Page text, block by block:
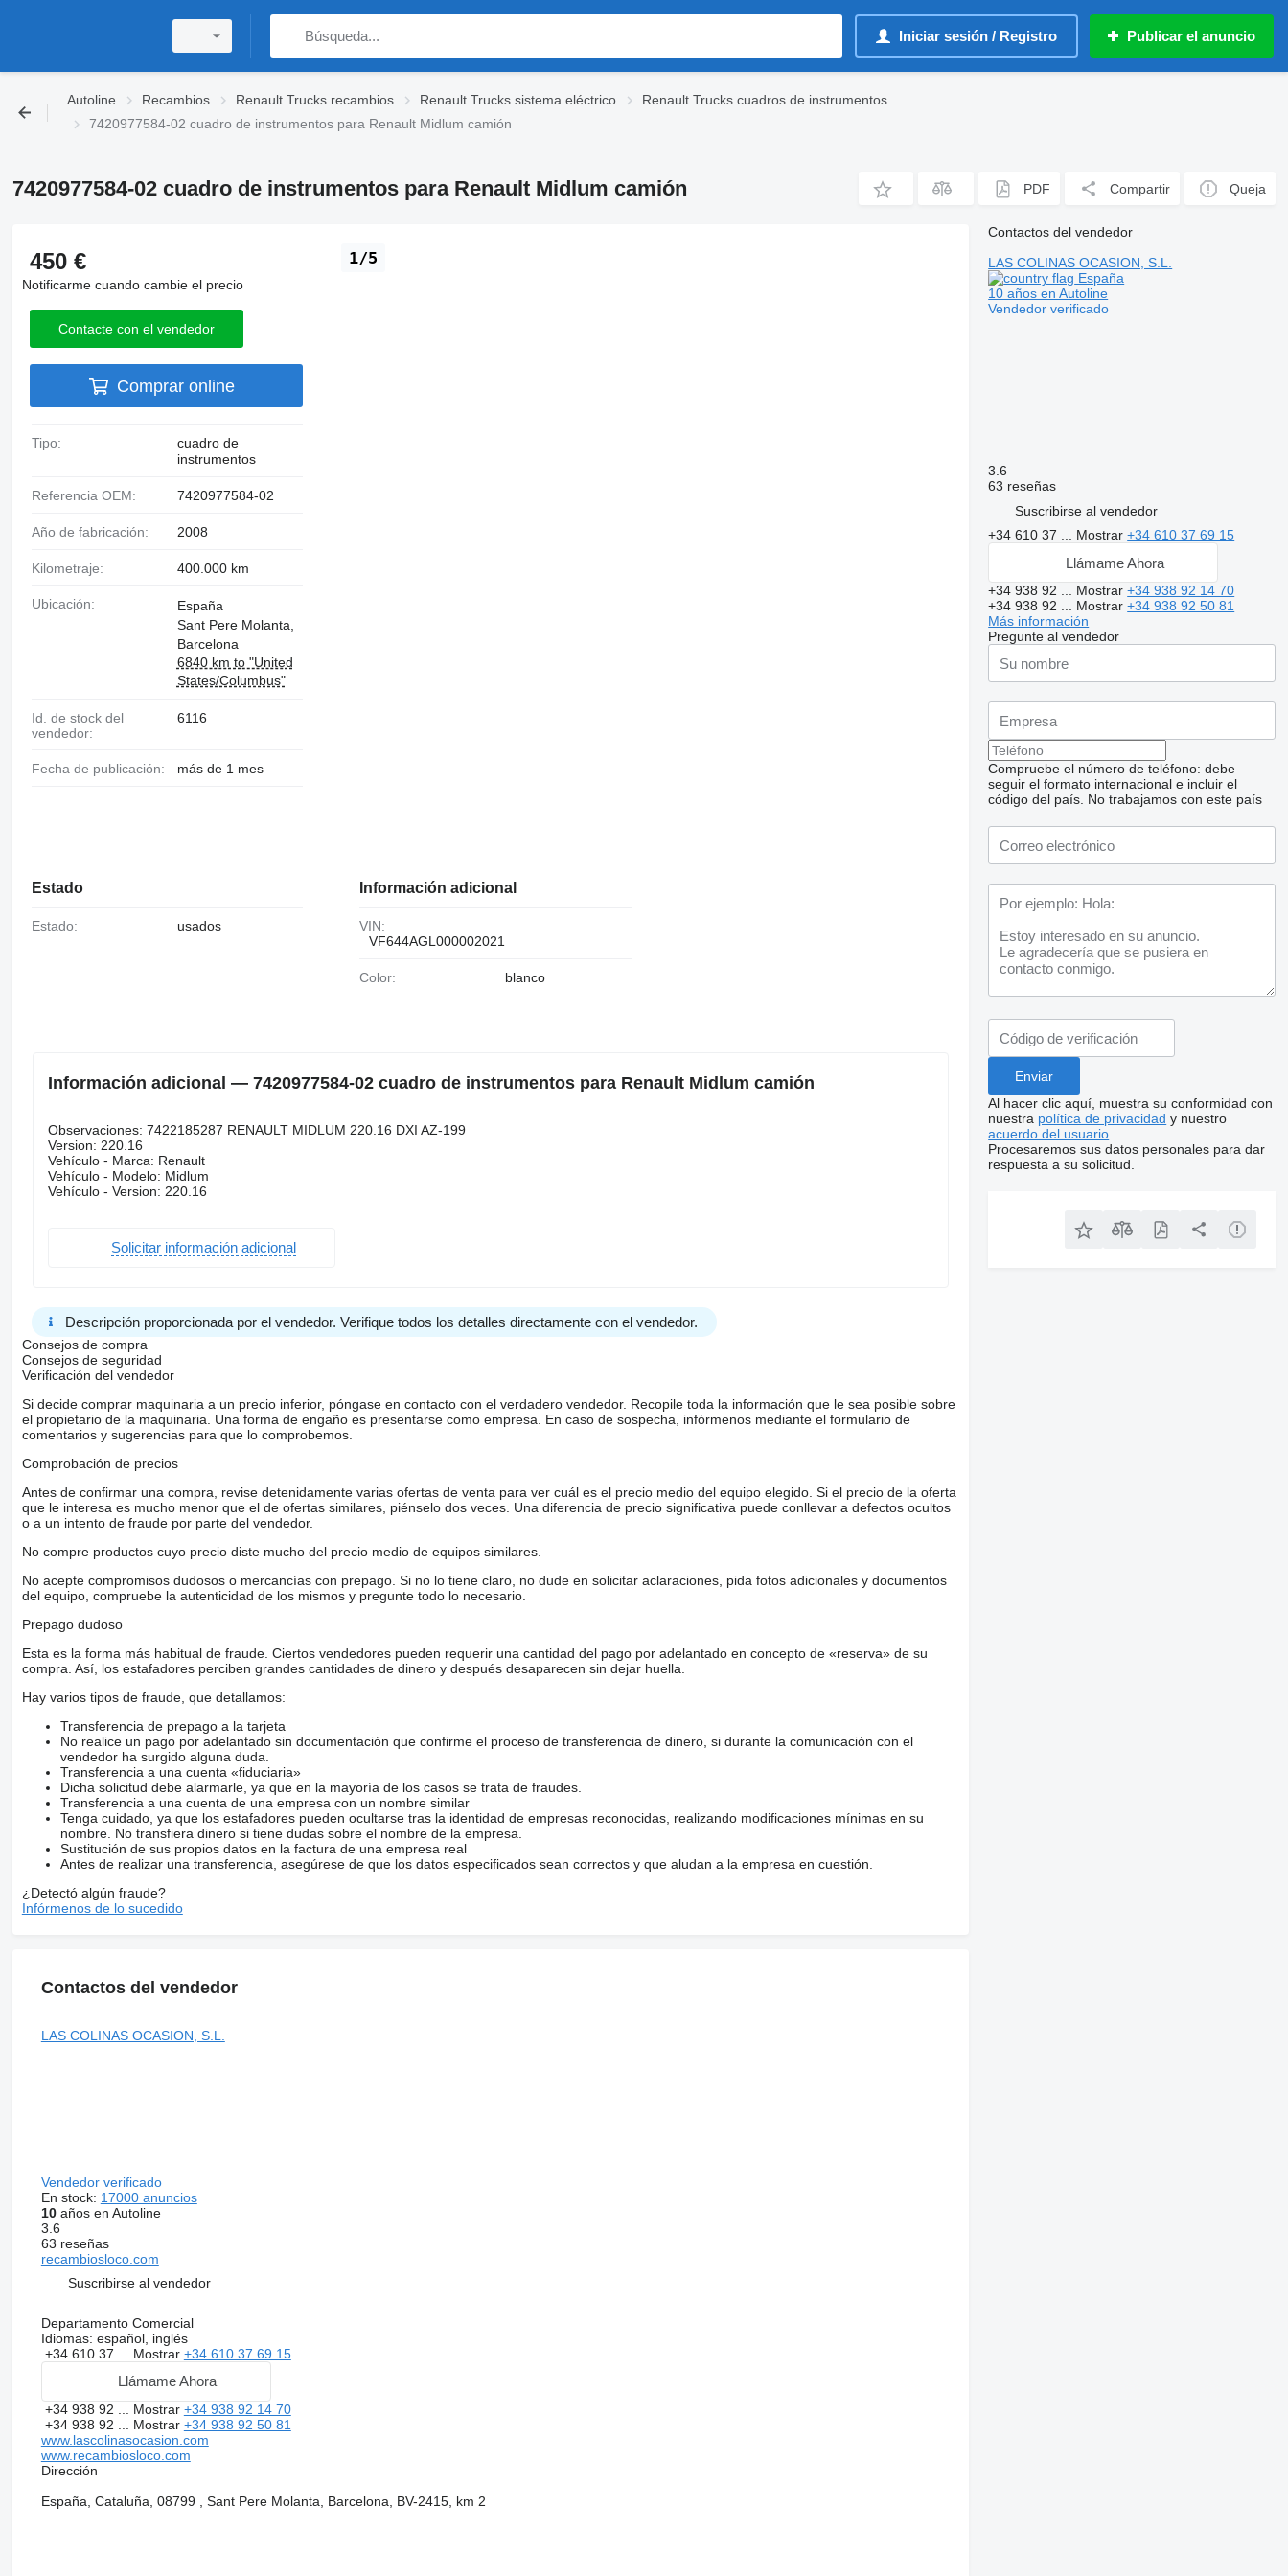
Iniciar sesión / Registro Publicar el anuncio
Autoline Recambios Renault Trucks recambios Renault Trucks sistema eléctrico
Renault Trucks cuadros de instrumentos
7420977584-02 cuadro de instrumentos para Renault Midlum camión
7420977584-02 cuadro de instrumentos para Renault Midlum camión PDF Compartir Queja
Solicitar fotos
adicionales
1/5
450 €
Notificarme cuando cambie el precio
Contacte con el vendedor
Comprar online
Tipo:
cuadro de
instrumentos
Referencia OEM: 7420977584-02
Año de fabricación: 2008
Kilometraje: 400.000 km
Ubicación:
España
Sant Pere Molanta,
Barcelona
6840 km to "United
States/Columbus"
Id. de stock del
vendedor:
6116
Fecha de publicación: más de 1 mes
Estado
Estado: usados
Información adicional
VIN:
VF644AGL000002021
Color: blanco
Información adicional — 7420977584-02 cuadro de instrumentos para Renault Midlum camión
Observaciones: 7422185287 RENAULT MIDLUM 220.16 DXI AZ-199
Version: 220.16
Vehículo - Marca: Renault
Vehículo - Modelo: Midlum
Vehículo - Version: 220.16
Solicitar información adicional
Descripción proporcionada por el vendedor. Verifique todos los detalles directamente con el vendedor.
Consejos de compra
Consejos de seguridad
Verificación del vendedor
Si decide comprar maquinaria a un precio inferior, póngase en contacto con el verdadero vendedor. Recopile toda la información que le sea posible sobre
el propietario de la maquinaria. Una forma de engaño es presentarse como empresa. En caso de sospecha, infórmenos mediante el formulario de
comentarios y sugerencias para que lo comprobemos.
Comprobación de precios
Antes de confirmar una compra, revise detenidamente varias ofertas de venta para ver cuál es el precio medio del equipo elegido. Si el precio de la oferta
que le interesa es mucho menor que el de ofertas similares, piénselo dos veces. Una diferencia de precio significativa puede conllevar a defectos ocultos
o a un intento de fraude por parte del vendedor.
No compre productos cuyo precio diste mucho del precio medio de equipos similares.
No acepte compromisos dudosos o mercancías con prepago. Si no lo tiene claro, no dude en solicitar aclaraciones, pida fotos adicionales y documentos
del equipo, compruebe la autenticidad de los mismos y pregunte todo lo necesario.
Prepago dudoso
Esta es la forma más habitual de fraude. Ciertos vendedores pueden requerir una cantidad del pago por adelantado en concepto de «reserva» de su
compra. Así, los estafadores perciben grandes cantidades de dinero y después desaparecen sin dejar huella.
Hay varios tipos de fraude, que detallamos:
Transferencia de prepago a la tarjeta
No realice un pago por adelantado sin documentación que confirme el proceso de transferencia de dinero, si durante la comunicación con el
vendedor ha surgido alguna duda.
Transferencia a una cuenta «fiduciaria»
Dicha solicitud debe alarmarle, ya que en la mayoría de los casos se trata de fraudes.
Transferencia a una cuenta de una empresa con un nombre similar
Tenga cuidado, ya que los estafadores pueden ocultarse tras la identidad de empresas reconocidas, realizando modificaciones mínimas en su
nombre. No transfiera dinero si tiene dudas sobre el nombre de la empresa.
Sustitución de sus propios datos en la factura de una empresa real
Antes de realizar una transferencia, asegúrese de que los datos especificados sean correctos y que aludan a la empresa en cuestión.
¿Detectó algún fraude?
Infórmenos de lo sucedido
Contactos del vendedor
LAS COLINAS OCASION, S.L.
Vendedor verificado
En stock: 17000 anuncios
10años en Autoline
3.6
63 reseñas
recambiosloco.com
Suscribirse al vendedor
Departamento Comercial
Idiomas: español, inglés
+34 610 37 ... Mostrar +34 610 37 69 15
Llámame Ahora
+34 938 92 ... Mostrar +34 938 92 14 70
+34 938 92 ... Mostrar +34 938 92 50 81
www.lascolinasocasion.com
www.recambiosloco.com
Dirección
España, Cataluña, 08799 , Sant Pere Molanta, Barcelona, BV-2415, km 2
Contactos del vendedor
LAS COLINAS OCASION, S.L.
España
10 años en Autoline
Vendedor verificado
3.6
63 reseñas
Suscribirse al vendedor
+34 610 37 ... Mostrar+34 610 37 69 15
Llámame Ahora
+34 938 92 ... Mostrar+34 938 92 14 70
+34 938 92 ... Mostrar+34 938 92 50 81
Más información
Pregunte al vendedor
Compruebe el número de teléfono: debe
seguir el formato internacional e incluir el
código del país. No trabajamos con este país
Al hacer clic aquí, muestra su conformidad con
nuestra política de privacidad y nuestro
acuerdo del usuario
Procesaremos sus datos personales para dar
respuesta a su solicitud.